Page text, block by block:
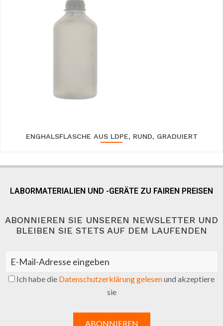
ENGHALSFLASCHE AUS LDPE, RUND, GRADUIERT
LABORMATERIALIEN UND -GERÄTE ZU FAIREN PREISEN
ABONNIEREN SIE UNSEREN NEWSLETTER UND
BLEIBEN SIE STETS AUF DEM LAUFENDEN
Ich habe die Datenschutzerklärung gelesenund akzeptiere
sie